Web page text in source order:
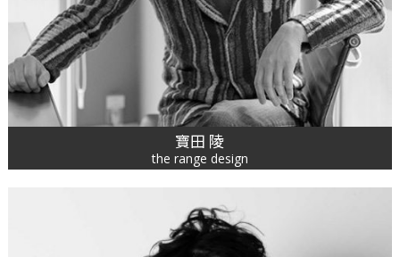
寶田 陵
the range design